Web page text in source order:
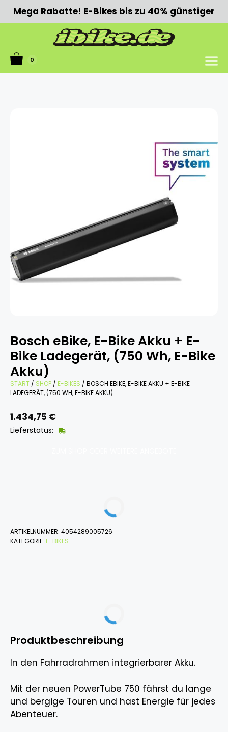
Zum
Inhalt
Mega Rabatte! E-Bikes bis zu 40% günstiger
0
Menü
Bosch eBike, E-Bike Akku + E-
Bike Ladegerät, (750 Wh, E-Bike
Akku)
START / SHOP / E-BIKES / BOSCH EBIKE, E-BIKE AKKU + E-BIKE
LADEGERÄT, (750 WH, E-BIKE AKKU)
1.434,75 €
Lieferstatus:
ARTIKELNUMMER: 4054289005726
KATEGORIE: E-BIKES
Produktbeschreibung
In den Fahrradrahmen integrierbarer Akku.
Mit der neuen PowerTube 750 fährst du lange
und bergige Touren und hast Energie für jedes
Abenteuer.